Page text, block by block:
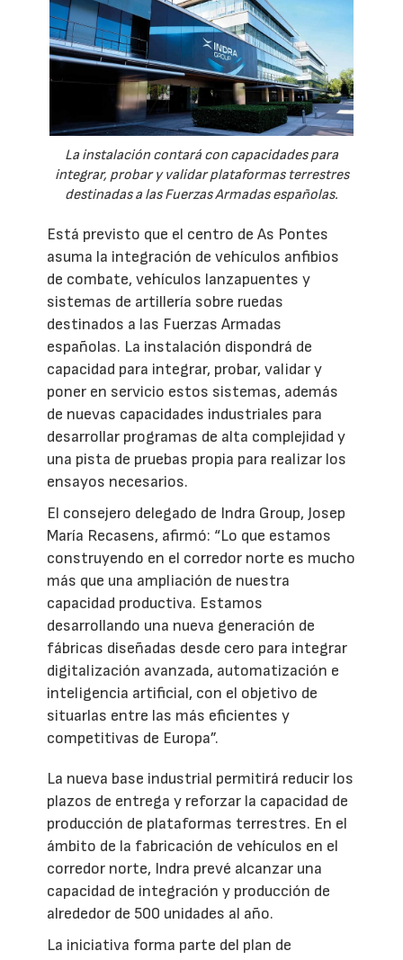
La instalación contará con capacidades para
integrar, probar y validar plataformas terrestres
destinadas a las Fuerzas Armadas españolas.
Está previsto que el centro de As Pontes
asuma la integración de vehículos anfibios
de combate, vehículos lanzapuentes y
sistemas de artillería sobre ruedas
destinados a las Fuerzas Armadas
españolas. La instalación dispondrá de
capacidad para integrar, probar, validar y
poner en servicio estos sistemas, además
de nuevas capacidades industriales para
desarrollar programas de alta complejidad y
una pista de pruebas propia para realizar los
ensayos necesarios.
El consejero delegado de Indra Group, Josep
María Recasens, afirmó: “Lo que estamos
construyendo en el corredor norte es mucho
más que una ampliación de nuestra
capacidad productiva. Estamos
desarrollando una nueva generación de
fábricas diseñadas desde cero para integrar
digitalización avanzada, automatización e
inteligencia artificial, con el objetivo de
situarlas entre las más eficientes y
competitivas de Europa”.
La nueva base industrial permitirá reducir los
plazos de entrega y reforzar la capacidad de
producción de plataformas terrestres. En el
ámbito de la fabricación de vehículos en el
corredor norte, Indra prevé alcanzar una
capacidad de integración y producción de
alrededor de 500 unidades al año.
La iniciativa forma parte del plan de